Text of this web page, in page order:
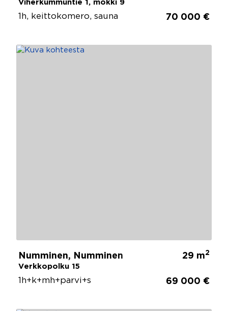
Viherkummuntie 1, mökki 9
1h, keittokomero, sauna 70 000 €
Numminen, Numminen
Verkkopolku 15
29 m2
1h+k+mh+parvi+s 69 000 €